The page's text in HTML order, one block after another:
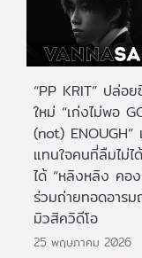
“PP KRIT” ปล่อย
ใหม่ “เก่งไม่พอ
(not) ENOUGH”
แทนใจคนที่ลืมไม่
ได้ “หลิงหลิง คอ
ร่วมถ่ายทอดอาร
มิวสิควิดีโอ
25 พฤษภาคม 2026